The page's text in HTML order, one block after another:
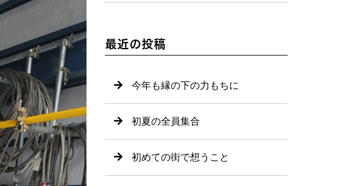
最近の投稿
今年も縁の下の力もちに
初夏の全員集合
初めての街で想うこと